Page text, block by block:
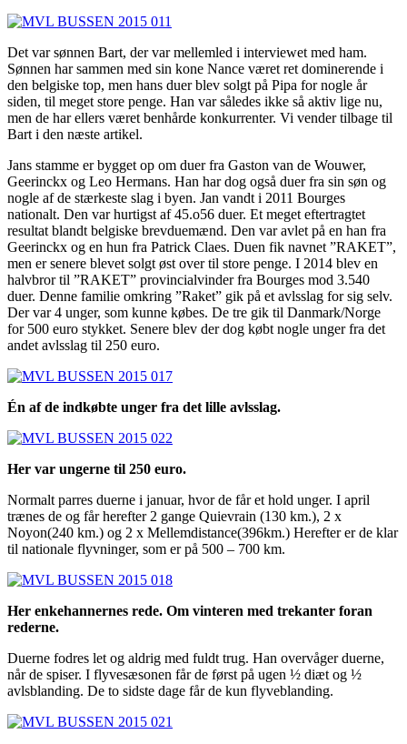
Det var sønnen Bart, der var mellemled i interviewet med ham.
Sønnen har sammen med sin kone Nance været ret dominerende i
den belgiske top, men hans duer blev solgt på Pipa for nogle år
siden, til meget store penge. Han var således ikke så aktiv lige nu,
men de har ellers været benhårde konkurrenter. Vi vender tilbage til
Bart i den næste artikel.
Jans stamme er bygget op om duer fra Gaston van de Wouwer,
Geerinckx og Leo Hermans. Han har dog også duer fra sin søn og
nogle af de stærkeste slag i byen. Jan vandt i 2011 Bourges
nationalt. Den var hurtigst af 45.o56 duer. Et meget eftertragtet
resultat blandt belgiske brevduemænd. Den var avlet på en han fra
Geerinckx og en hun fra Patrick Claes. Duen fik navnet ”RAKET”,
men er senere blevet solgt øst over til store penge. I 2014 blev en
halvbror til ”RAKET” provincialvinder fra Bourges mod 3.540
duer. Denne familie omkring ”Raket” gik på et avlsslag for sig selv.
Der var 4 unger, som kunne købes. De tre gik til Danmark/Norge
for 500 euro stykket. Senere blev der dog købt nogle unger fra det
andet avlsslag til 250 euro.
Én af de indkøbte unger fra det lille avlsslag.
Her var ungerne til 250 euro.
Normalt parres duerne i januar, hvor de får et hold unger. I april
trænes de og får herefter 2 gange Quievrain (130 km.), 2 x
Noyon(240 km.) og 2 x Mellemdistance(396km.) Herefter er de klar
til nationale flyvninger, som er på 500 – 700 km.
Her enkehannernes rede. Om vinteren med trekanter foran
rederne.
Duerne fodres let og aldrig med fuldt trug. Han overvåger duerne,
når de spiser. I flyvesæsonen får de først på ugen ½ diæt og ½
avlsblanding. De to sidste dage får de kun flyveblanding.